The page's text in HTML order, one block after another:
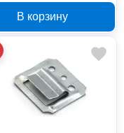
гвоздями, 100 шт
В корзину